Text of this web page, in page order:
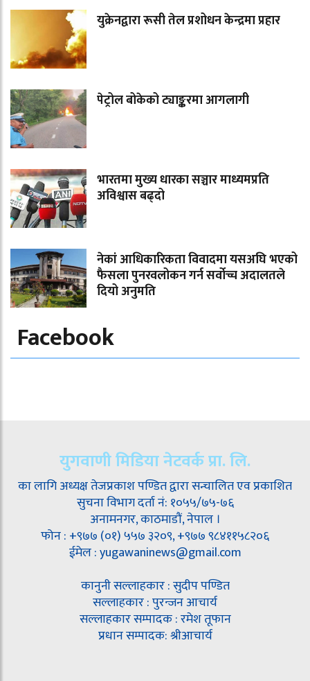
युक्रेनद्वारा रूसी तेल प्रशोधन केन्द्रमा प्रहार
पेट्रोल बोकेको ट्याङ्करमा आगलागी
भारतमा मुख्य धारका सञ्चार माध्यमप्रति
अविश्वास बढ्दो
नेकां आधिकारिकता विवादमा यसअघि भएको
फैसला पुनरवलोकन गर्न सर्वोच्च अदालतले
दियो अनुमति
Facebook
युगवाणी मिडिया नेटवर्क प्रा. लि.
का लागि अध्यक्ष तेजप्रकाश पण्डित द्वारा सन्चालित एव प्रकाशित
सुचना विभाग दर्ता नं: १०५५/७५-७६
अनामनगर, काठमाडौं, नेपाल ।
फोन : +९७७ (०१) ५५७ ३२०९, +९७७ ९८४११५८२०६
ईमेल : yugawaninews@gmail.com
कानुनी सल्लाहकार : सुदीप पण्डित
सल्लाहकार : पुरन्जन आचार्य
सल्लाहकार सम्पादक : रमेश तूफान
प्रधान सम्पादक: श्रीआचार्य